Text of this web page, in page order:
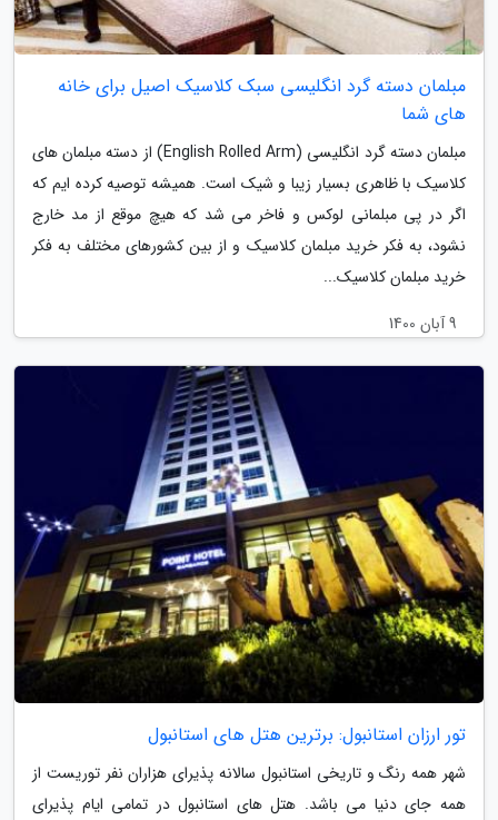
مبلمان دسته گرد انگلیسی سبک کلاسیک اصیل برای خانه
های شما
مبلمان دسته گرد انگلیسی (English Rolled Arm) از دسته مبلمان های
کلاسیک با ظاهری بسیار زیبا و شیک است. همیشه توصیه کرده ایم که
اگر در پی مبلمانی لوکس و فاخر می شد که هیچ موقع از مد خارج
نشود، به فکر خرید مبلمان کلاسیک و از بین کشورهای مختلف به فکر
خرید مبلمان کلاسیک...
9 آبان 1400
تور ارزان استانبول: برترین هتل های استانبول
شهر همه رنگ و تاریخی استانبول سالانه پذیرای هزاران نفر توریست از
همه جای دنیا می باشد. هتل های استانبول در تمامی ایام پذیرای